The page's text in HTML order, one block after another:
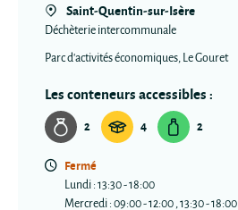
Saint-Quentin-sur-Isère
Déchèterie intercommunale
Parc d'activités économiques, Le Gouret
Les conteneurs accessibles :
2 4 2
Fermé
Lundi : 13:30 - 18:00
Mercredi : 09:00 - 12:00 , 13:30 - 18:00